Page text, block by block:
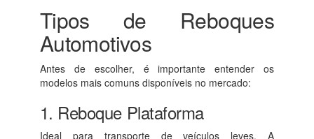
Tipos de Reboques
Automotivos
Antes de escolher, é importante entender os
modelos mais comuns disponíveis no mercado:
1. Reboque Plataforma
Ideal para transporte de veículos leves. A